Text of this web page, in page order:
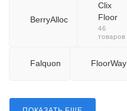
BerryAlloc
Clix
Floor
46
товаров
Falquon FloorWay